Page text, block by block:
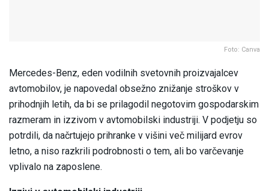
Foto: Canva
Mercedes-Benz, eden vodilnih svetovnih proizvajalcev
avtomobilov, je napovedal obsežno znižanje stroškov v
prihodnjih letih, da bi se prilagodil negotovim gospodarskim
razmeram in izzivom v avtomobilski industriji. V podjetju so
potrdili, da načrtujejo prihranke v višini več milijard evrov
letno, a niso razkrili podrobnosti o tem, ali bo varčevanje
vplivalo na zaposlene.